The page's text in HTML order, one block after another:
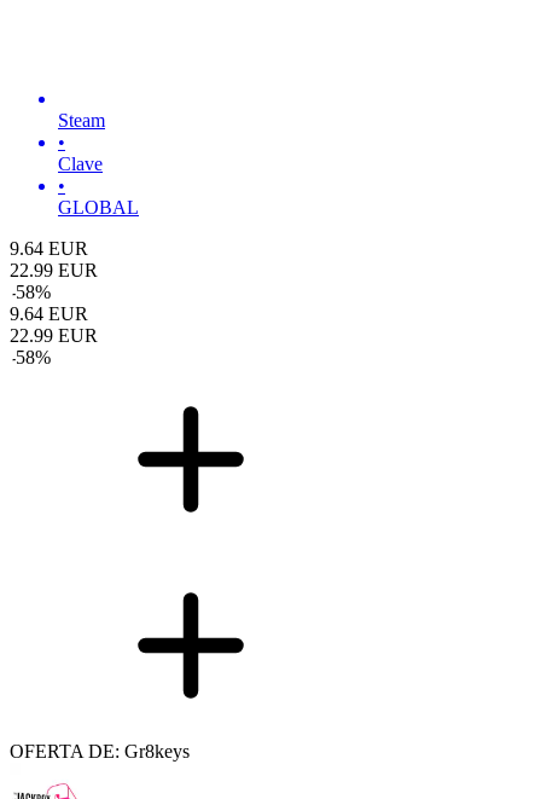
Steam
•
Clave
•
GLOBAL
9.64 EUR
22.99 EUR
-58%
9.64 EUR
22.99 EUR
-58%
OFERTA DE: Gr8keys